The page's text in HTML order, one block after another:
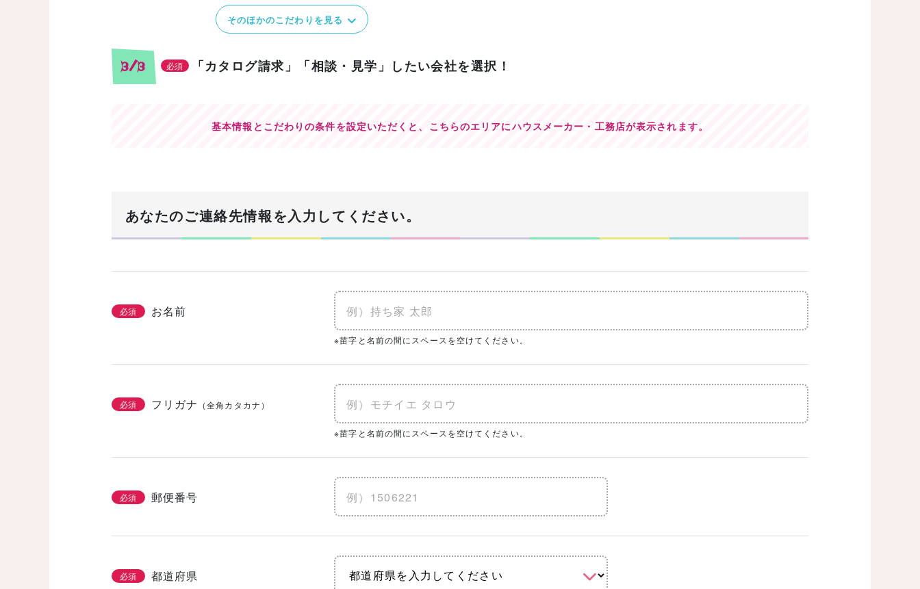
そのほかのこだわりを見る
3/3 必須 「カタログ請求」「相談・見学」したい会社を選択！
基本情報とこだわりの条件を設定いただくと、 こちらのエリアにハウスメーカー・工務店が表示されます。
あなたのご連絡先情報を入力してください。
必須 お名前
※苗字と名前の間にスペースを空けてください。
必須 フリガナ （全角カタカナ）
※苗字と名前の間にスペースを空けてください。
必須 郵便番号
必須 都道府県